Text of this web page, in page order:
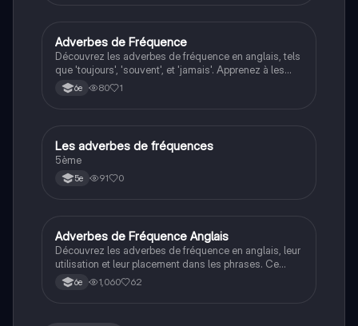
Anglais
Adverbes de Fréquence
Découvrez les adverbes de fréquence en anglais, tels
que 'toujours', 'souvent', et 'jamais'. Apprenez à les
utiliser correctement dans des phrases, avec des
exemples pratiques et des règles de placement. Ce
6e 80 1
Anglais
Les adverbes de fréquences
5ème
5e 91 0
Anglais
Adverbes de Fréquence Anglais
Découvrez les adverbes de fréquence en anglais, leur
utilisation et leur placement dans les phrases. Ce
résumé inclut des exemples pratiques pour maîtriser
l'emploi des adverbes comme 'always', 'usually', et
6e 1,060 62